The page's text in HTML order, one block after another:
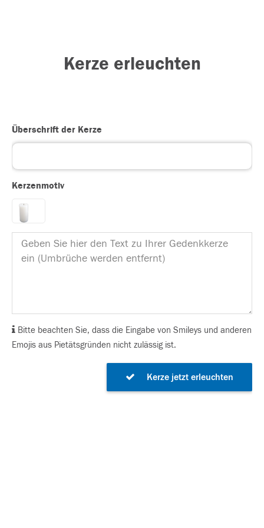
Kerze erleuchten
Überschrift der Kerze
Kerzenmotiv
Bitte beachten Sie, dass die Eingabe von Smileys und anderen
Emojis aus Pietätsgründen nicht zulässig ist.
Kerze jetzt erleuchten